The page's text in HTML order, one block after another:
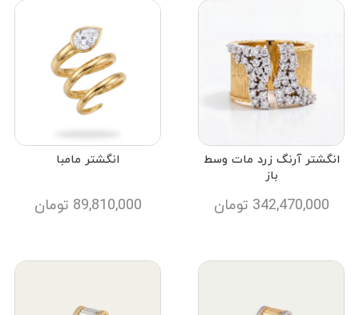
انگشتر آرنگ زرد مات وسط
باز
342,470,000 تومان
انگشتر مامبا
89,810,000 تومان